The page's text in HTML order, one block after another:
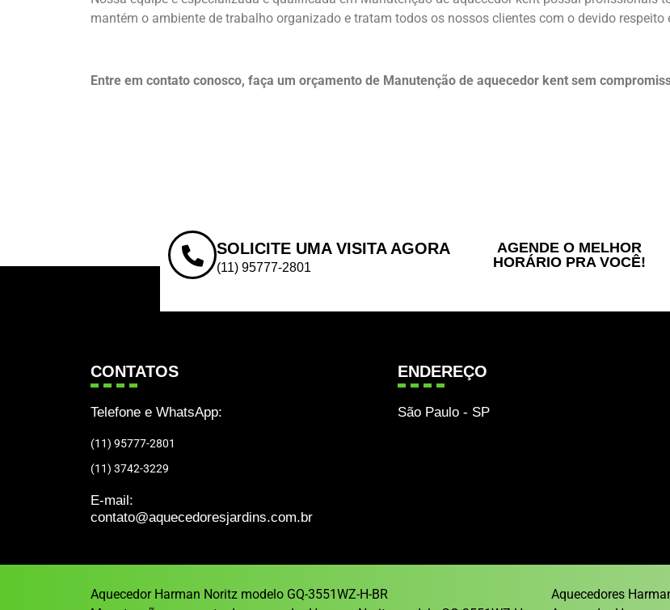
mantém o ambiente de trabalho organizado e tratam todos os nossos clientes com o devido respeito
Entre em contato conosco, faça um orçamento de Manutenção de aquecedor kent sem
SOLICITE UMA VISITA AGORA
(11) 95777-2801
AGENDE O MELHOR
HORÁRIO PRA VOCÊ!
CONTATOS
Telefone e WhatsApp:
(11) 95777-2801
(11) 3742-3229
E-mail:
contato@aquecedoresjardins.com.br
ENDEREÇO
São Paulo - SP
Aquecedor Harman Noritz modelo GQ-3551WZ-H-BR
Aquecedores